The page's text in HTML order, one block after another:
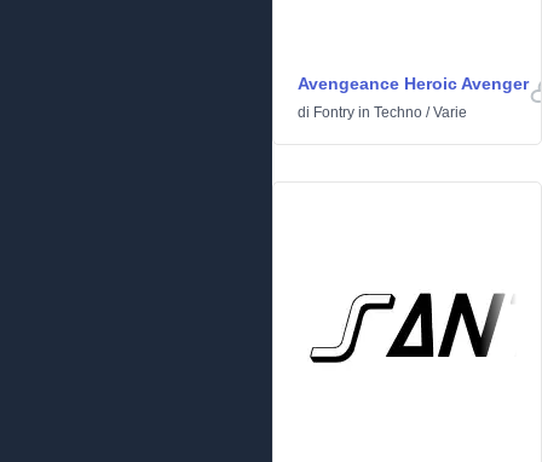
Avengeance Heroic Avenger
di Fontry in Techno /Varie